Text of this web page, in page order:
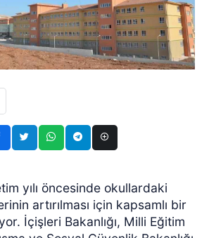
yılı öncesinde okullardaki
artırılması için kapsamlı bir
İçişleri Bakanlığı, Milli Eğitim